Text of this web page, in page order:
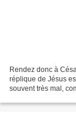
Rendez donc à
réplique de Jésus
souvent très mal,